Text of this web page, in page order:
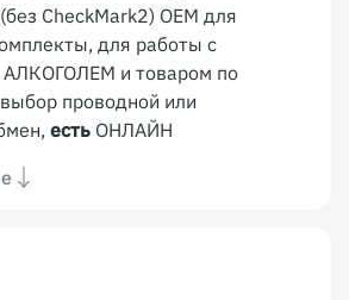
CheckMark2) OEM для
для работы с
и товаром по
проводной или
есть ОНЛАЙН